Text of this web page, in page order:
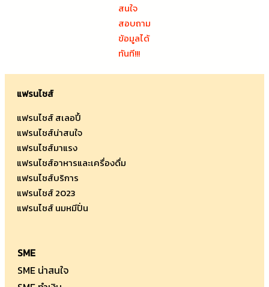
สนใจ
สอบถาม
ข้อมูลได้
ทันที!!!
แฟรนไชส์
แฟรนไชส์ สเลอปี้
แฟรนไชส์น่าสนใจ
แฟรนไชส์มาแรง
แฟรนไชส์อาหารและเครื่องดื่ม
แฟรนไชส์บริการ
แฟรนไชส์ 2023
แฟรนไชส์ นมหมีปั่น
SME
SME น่าสนใจ